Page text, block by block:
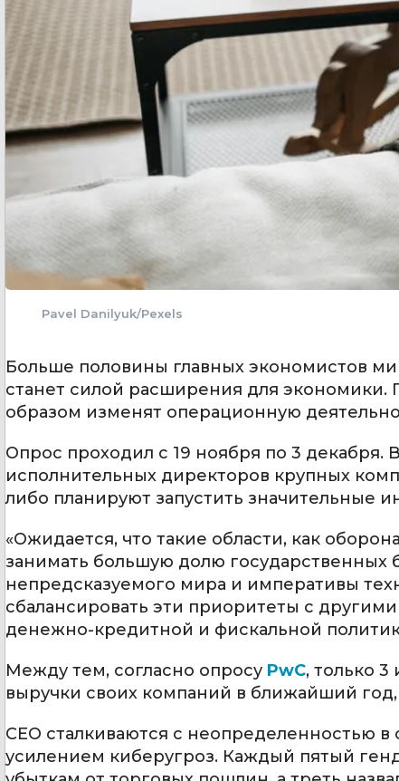
Pavel Danilyuk/Pexels
Больше половины главных экономистов
станет силой расширения для
образом изменят операционную
Опрос проходил с 19 ноября по 3 декабря.
исполнительных директоров крупных
либо планируют запустить значительные
«Ожидается, что такие области, как
занимать большую долю государственных
непредсказуемого мира и императивы
сбалансировать эти приоритеты с
денежно-кредитной и фискальной
Между тем, согласно опросу PwC, только 3
выручки своих компаний в ближайший
СЕО сталкиваются с неопределенностью
усилением киберугроз. Каждый пятый